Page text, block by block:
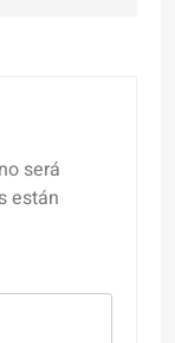
será
están